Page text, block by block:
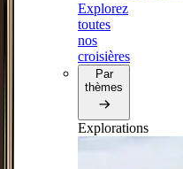
Explorez
toutes
nos
croisières
Par
thèmes
Explorations